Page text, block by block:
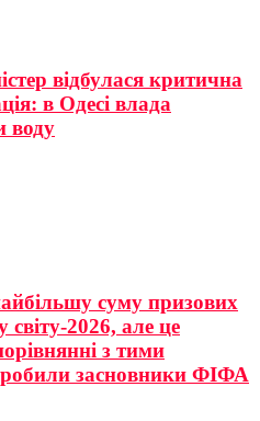
відбулася критична
в Одесі влада
воду
суму призових
світу-2026, але це
з тими
засновники ФІФА